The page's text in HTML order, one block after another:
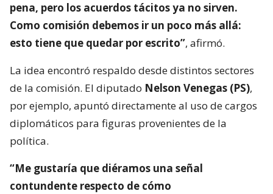
pena, pero los acuerdos tácitos ya no sirven.
Como comisión debemos ir un poco más allá:
esto tiene que quedar por escrito”, afirmó.
La idea encontró respaldo desde distintos sectores
de la comisión. El diputado Nelson Venegas (PS),
por ejemplo, apuntó directamente al uso de cargos
diplomáticos para figuras provenientes de la
política.
“Me gustaría que diéramos una señal
contundente respecto de cómo